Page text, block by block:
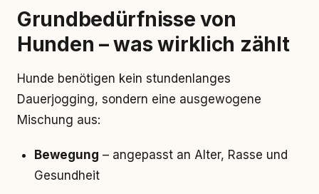
Grundbedürfnisse von
Hunden – was wirklich zählt
Hunde benötigen kein stundenlanges
Dauerjogging, sondern eine ausgewogene
Mischung aus:
Bewegung – angepasst an Alter, Rasse und
Gesundheit